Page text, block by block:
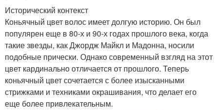
Исторический контекст
Коньячный цвет волос имеет долгую историю. Он был
популярен еще в 80-х и 90-х годах прошлого века, когда
такие звезды, как Джордж Майкл и Мадонна, носили
подобные прически. Однако современный взгляд на этот
цвет кардинально отличается от прошлого. Теперь
коньячный цвет сочетается с более изысканными
стрижками и техниками окрашивания, что делает его
еще более привлекательным.